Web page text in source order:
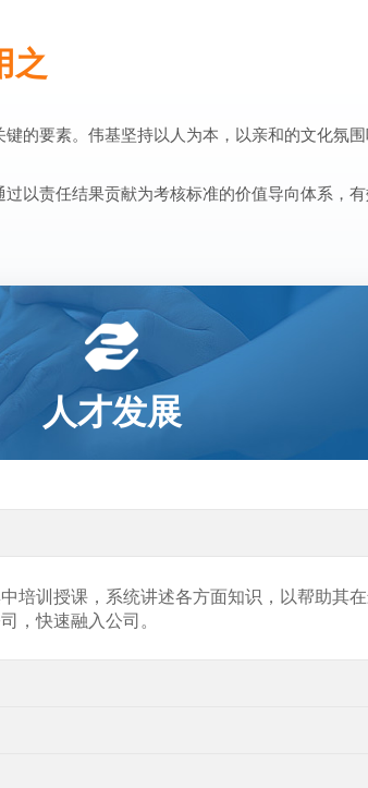
之
的要素。伟基坚持以人为本，以亲和的文化氛
以责任结果贡献为考核标准的价值导向体系，
人才发展
培训授课，系统讲述各方面知识，以帮助其
，快速融入公司。